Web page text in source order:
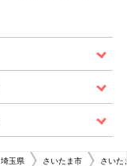
埼玉県 さいたま市 さいた